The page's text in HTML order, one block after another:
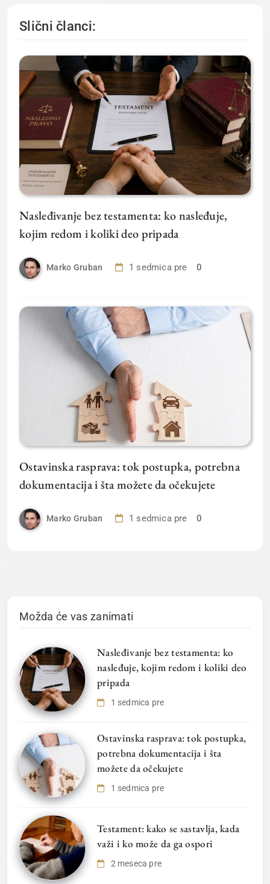
Slični članci:
Nasleđivanje bez testamenta: ko nasleđuje,
kojim redom i koliki deo pripada
Marko Gruban 1 sedmica pre 0
Ostavinska rasprava: tok postupka, potrebna
dokumentacija i šta možete da očekujete
Marko Gruban 1 sedmica pre 0
Možda će vas zanimati
Nasleđivanje bez testamenta: ko
nasleđuje, kojim redom i koliki deo
pripada
1 sedmica pre
Ostavinska rasprava: tok postupka,
potrebna dokumentacija i šta
možete da očekujete
1 sedmica pre
Testament: kako se sastavlja, kada
važi i ko može da ga ospori
2 meseca pre